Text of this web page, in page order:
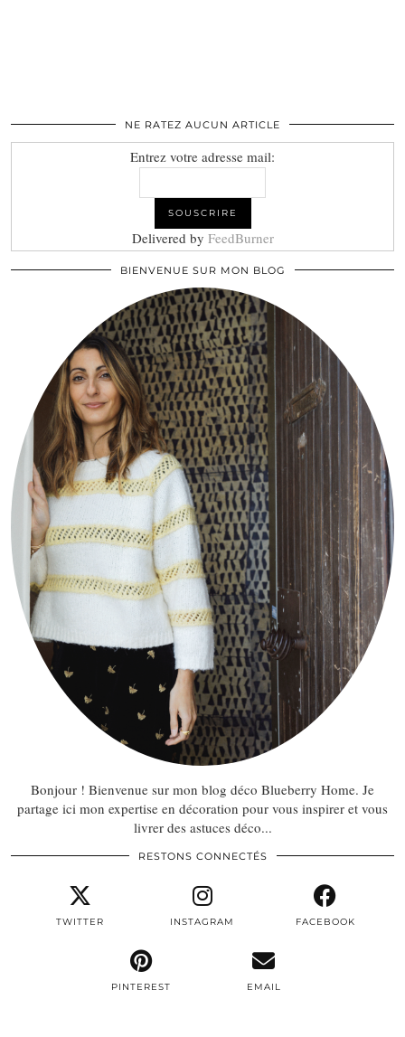
NE RATEZ AUCUN ARTICLE
Entrez votre adresse mail:
Delivered by FeedBurner
BIENVENUE SUR MON BLOG
Bonjour ! Bienvenue sur mon blog déco Blueberry Home. Je
partage ici mon expertise en décoration pour vous inspirer et vous
livrer des astuces déco...
RESTONS CONNECTÉS
TWITTER INSTAGRAM FACEBOOK
PINTEREST EMAIL